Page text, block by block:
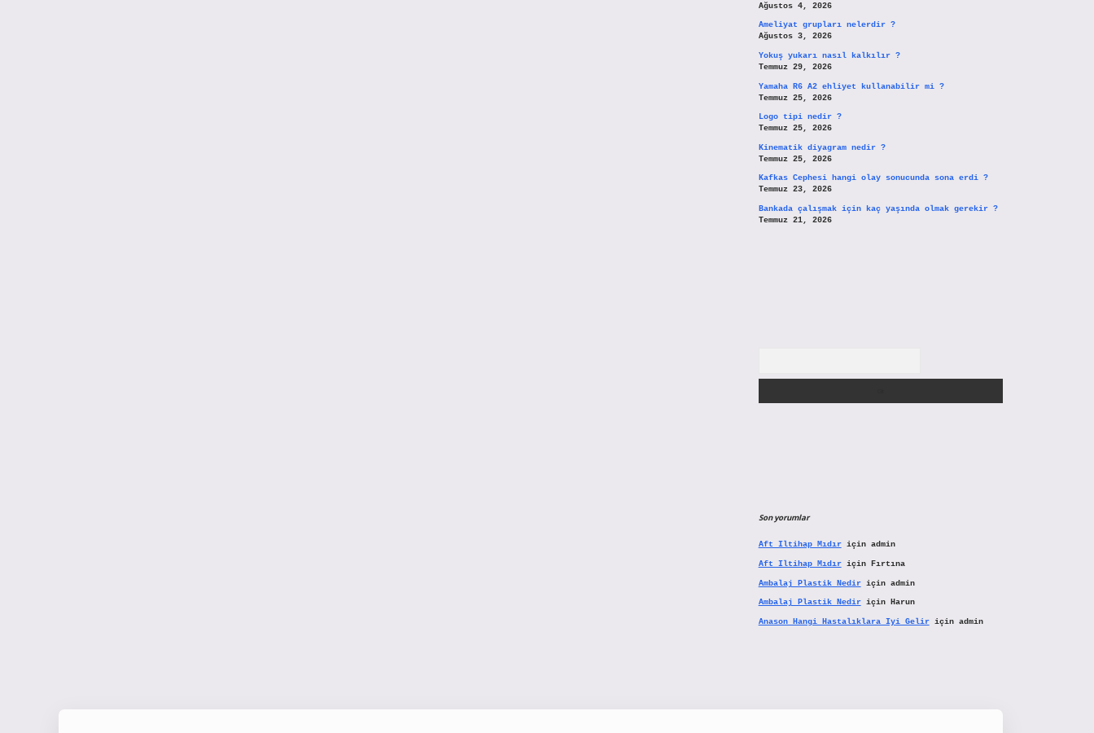
Ağustos 4, 2026
Ameliyat grupları nelerdir ?
Ağustos 3, 2026
Yokuş yukarı nasıl kalkılır ?
Temmuz 29, 2026
Yamaha R6 A2 ehliyet kullanabilir mi ?
Temmuz 25, 2026
Logo tipi nedir ?
Temmuz 25, 2026
Kinematik diyagram nedir ?
Temmuz 25, 2026
Kafkas Cephesi hangi olay sonucunda sona erdi ?
Temmuz 23, 2026
Bankada çalışmak için kaç yaşında olmak gerekir ?
Temmuz 21, 2026
Son yorumlar
Aft Iltihap Mıdıriçin admin
Aft Iltihap Mıdıriçin Fırtına
Ambalaj Plastik Nediriçin admin
Ambalaj Plastik Nediriçin Harun
Anason Hangi Hastalıklara Iyi Geliriçin admin